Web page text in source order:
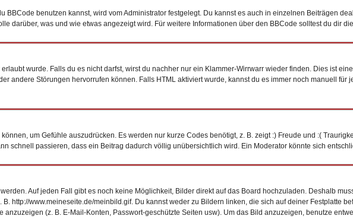
BBCode benutzen kannst, wird vom Administrator festgelegt. Du kannst es auch in einzelnen Beiträgen
darüber, was und wie etwas angezeigt wird. Für weitere Informationen über den BBCode solltest du dir
wurde. Falls du es nicht darfst, wirst du nachher nur ein Klammer-Wirrwarr wieder finden. Dies ist eine
andere Störungen hervorrufen können. Falls HTML aktiviert wurde, kannst du es immer noch manuell
um Gefühle auszudrücken. Es werden nur kurze Codes benötigt, z. B. zeigt :) Freude und :(
schnell passieren, dass ein Beitrag dadurch völlig unübersichtlich wird. Ein Moderator könnte sich
Auf jeden Fall gibt es noch keine Möglichkeit, Bilder direkt auf das Board hochzuladen. Deshalb
http://www.meineseite.de/meinbild.gif. Du kannst weder zu Bildern linken, die sich auf deiner Festplatte
(z. B. E-Mail-Konten, Passwort-geschützte Seiten usw). Um das Bild anzuzeigen, benutze